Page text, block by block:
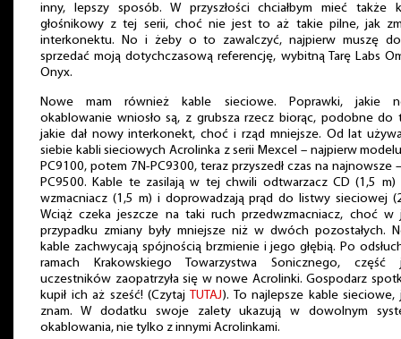
inny, lepszy sposób. W przyszłości chciałbym mieć także
głośnikowy z tej serii, choć nie jest to aż takie pilne, jak
interkonektu. No i żeby o to zawalczyć, najpierw muszę
sprzedać moją dotychczasową referencję, wybitną Tarę Labs
Onyx.
Nowe mam również kable sieciowe. Poprawki, jakie
okablowanie wniosło są, z grubsza rzecz biorąc, podobne do
jakie dał nowy interkonekt, choć i rząd mniejsze. Od lat
siebie kabli sieciowych Acrolinka z serii Mexcel – najpierw
PC9100, potem 7N-PC9300, teraz przyszedł czas na najnowsze
PC9500. Kable te zasilają w tej chwili odtwarzacz CD (1,5 m)
wzmacniacz (1,5 m) i doprowadzają prąd do listwy sieciowej
Wciąż czeka jeszcze na taki ruch przedwzmacniacz, choć w
przypadku zmiany były mniejsze niż w dwóch pozostałych.
kable zachwycają spójnością brzmienie i jego głębią. Po
ramach Krakowskiego Towarzystwa Sonicznego, część
uczestników zaopatrzyła się w nowe Acrolinki. Gospodarz
kupił ich aż sześć! (Czytaj TUTAJ). To najlepsze kable sieciowe,
znam. W dodatku swoje zalety ukazują w dowolnym
okablowania, nie tylko z innymi Acrolinkami.